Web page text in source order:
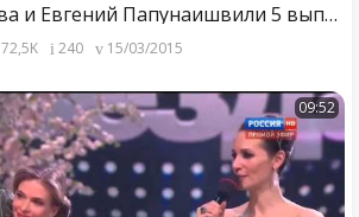
Светлана Иванова и Евгений Папунаишвили 5 выпуск Шоу Танцы со звездами 14.03.2015 Сальса
72,5K 240 15/03/2015
09:52